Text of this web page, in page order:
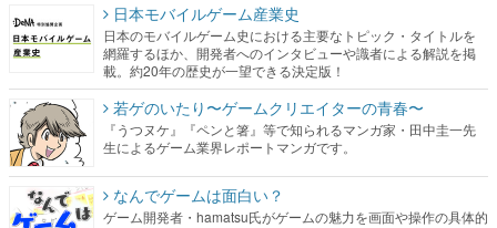
日本モバイルゲーム産業史
日本のモバイルゲーム史における主要なトピック・タイトルを
網羅するほか、開発者へのインタビューや識者による解説を掲
載。約20年の歴史が一望できる決定版！
若ゲのいたり〜ゲームクリエイターの青春〜
『うつヌケ』『ペンと箸』等で知られるマンガ家・田中圭一先
生によるゲーム業界レポートマンガです。
なんでゲームは面白い？
ゲーム開発者・hamatsu氏がゲームの魅力を画面や操作の具体的